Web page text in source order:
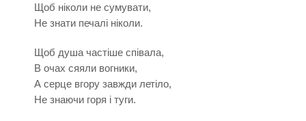
Щоб ніколи не сумувати,
Не знати печалі ніколи.
Щоб душа частіше співала,
В очах сяяли вогники,
А серце вгору завжди летіло,
Не знаючи горя і туги.